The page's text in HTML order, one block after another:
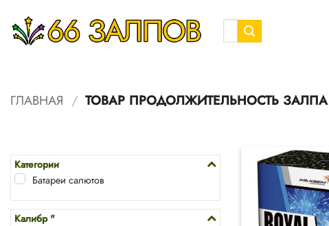
content
Искать:
ГЛАВНАЯ / ТОВАР ПРОДОЛЖИТЕЛЬНОСТЬ ЗАЛПА
Категории
Батареи салютов
Калибр "